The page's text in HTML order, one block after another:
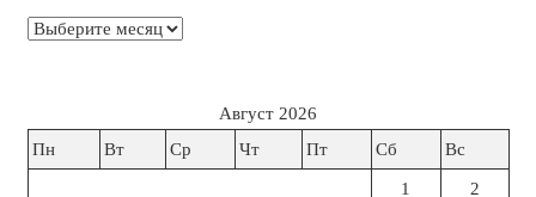
Архивы
Август 2026
Пн
Вт Ср Чт Пт Сб Вс
1 2